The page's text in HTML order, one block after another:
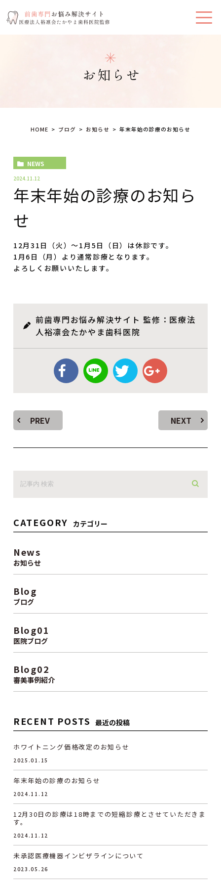
お知らせ
HOME ブログ お知らせ 年末年始の診療のお知らせ
NEWS
2024.11.12
年末年始の診療のお知ら
せ
12月31日（火）～1月5日（日）は休診です。
1月6日（月）より通常診療となります。
よろしくお願いいたします。
前歯専門お悩み解決サイト 監修：医療法
人裕凛会たかやま歯科医院
PREV NEXT
CATEGORY カテゴリー
News
お知らせ
Blog
ブログ
Blog01
医院ブログ
Blog02
審美事例紹介
RECENT POSTS 最近の投稿
ホワイトニング価格改定のお知らせ
2025.01.15
年末年始の診療のお知らせ
2024.11.12
12月30日の診療は18時までの短縮診療とさせていただきま
す。
2024.11.12
未承認医療機器インビザラインについて
2023.05.26